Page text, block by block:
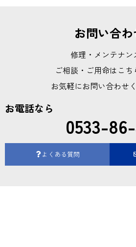
お問い合
修理・メンテナン
ご相談・ご用命はこち
お気軽にお問い合わせ
お電話なら
0533-
よくある質問